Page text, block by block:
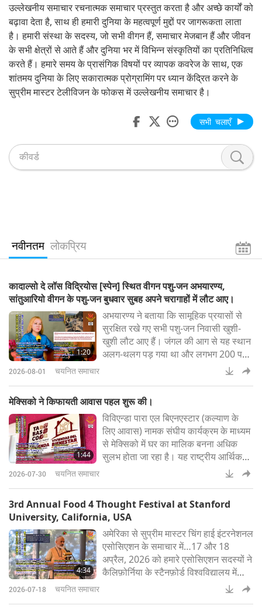
उल्लेखनीय समाचार रचनात्मक समाचार प्रस्तुत करता है और अच्छे कार्यों को
बढ़ावा देता है, साथ ही हमारी दुनिया के महत्वपूर्ण मुद्दों पर जागरूकता लाता
है। हमारी संस्था के सदस्य, जो सभी वीगन हैं, समाचार मेजबान हैं और जीवन
के सभी क्षेत्रों से आते हैं और दुनिया भर में विभिन्न संस्कृतियों का प्रतिनिधित्व
करते हैं। हमारे समय के प्रासंगिक विषयों पर व्यापक कवरेज के साथ, एक
शांतमय दुनिया के लिए सकारात्मक प्रोग्रामिंग पर ध्यान केंद्रित करने के
सुप्रीम मास्टर टेलीविजन के फोकस में उल्लेखनीय समाचार है।
सभी चलाएँ
नवीनतम लोकप्रिय
कादाल्सो दे लॉस विद्रियोस [स्पेन] स्थित वीगन पशु-जन अभयारण्य,
सांतुआरियो वीगन के पशु-जन बुधवार सुबह अपने चरागाहों में लौट आए।
1:20
अभयारण्य ने बताया कि सामूहिक प्रयासों से
सुरक्षित रखे गए सभी पशु-जन निवासी खुशी-
खुशी लौट आए हैं। जंगल की आग से यह स्थान
अलग-थलग पड़ गया था और लगभग 200 पशु-
जन फँस गए थे, जिन तक केवल सिविल गार्ड
की निगरानी में संक्षिप्त दौरों के दौरान पहुँचा जा
और अभयारण्य की ओर बढ़ने से पहले ही काबू
पा ली गई (Santuario Vegan)सुप्रीम
मास्टर चिंग हाई (वीगन): हमारे एसोसि
2026-08-01 चयनित समाचार
मेक्सिको ने किफायती आवास पहल शुरू की।
1:44
विविएन्डा पारा एल बिएनएस्टार (कल्याण के
लिए आवास) नामक संघीय कार्यक्रम के माध्यम
से मेक्सिको में घर का मालिक बनना अधिक
सुलभ होता जा रहा है। यह राष्ट्रीय आर्थिक
प्रेरक कम आय वाले परिवारों, विशेष रूप से
महिलाओं, आदिवासी लोगों, कमजोर समूहों और
भर में 270,000 से अधिक घर वर्तमान में
निर्माणाधीन हैं, और छह वर्षों में 1.8 मिलियन घरें
बनाने का लक्ष्य है। सरकार ऋण
2026-07-30 चयनित समाचार
3rd Annual Food 4 Thought Festival at Stanford
University, California, USA
4:34
अमेरिका से सुप्रीम मास्टर चिंग हाई इंटरनेशनल
एसोसिएशन के समाचार में…17 और 18
अप्रैल, 2026 को हमारे एसोसिएशन सदस्यों ने
कैलिफ़ोर्निया के स्टैनफ़ोर्ड विश्वविद्यालय में
तीसरे वार्षिक फ़ूड 4 थॉट फ़ेस्टिवल में भाग
2026-07-18 चयनित समाचार